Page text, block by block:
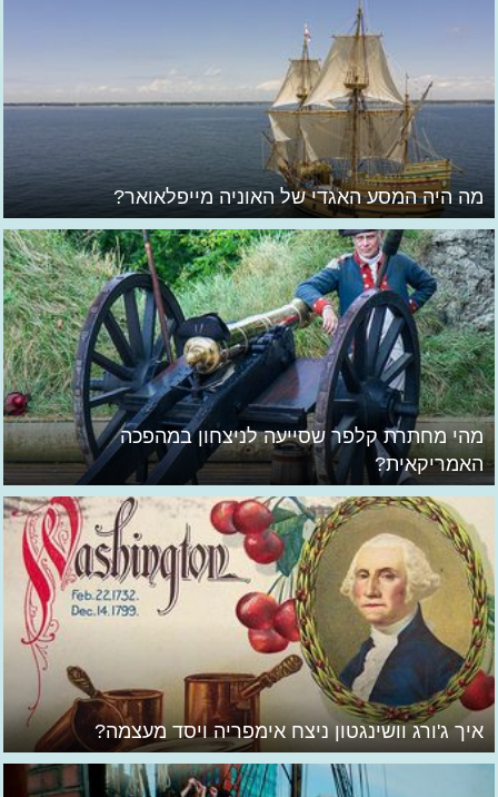
מה היה המסע האגדי של האוניה מייפלאואר?
מהי מחתרת קלפר שסייעה לניצחון במהפכה
האמריקאית?
איך ג'ורג וושינגטון ניצח אימפריה ויסד מעצמה?